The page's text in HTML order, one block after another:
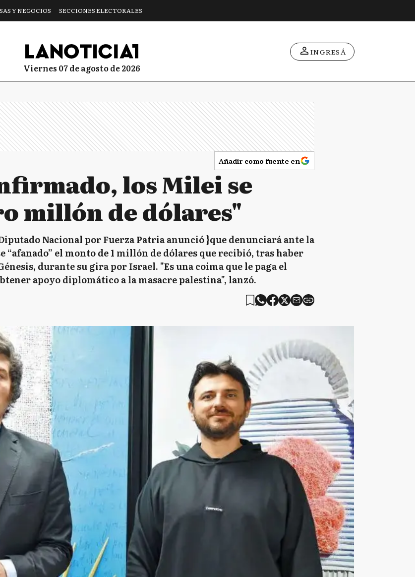
Y NEGOCIOS SECCIONES ELECTORALES
viernes 07 de agosto de 2026
INGRESÁ
Añadir como fuente en
los Milei se
millón de dólares"
Nacional por Fuerza Patria anunció }que denunciará ante la
el monto de 1 millón de dólares que recibió, tras haber
durante su gira por Israel. "Es una coima que le paga el
apoyo diplomático a la masacre palestina", lanzó.